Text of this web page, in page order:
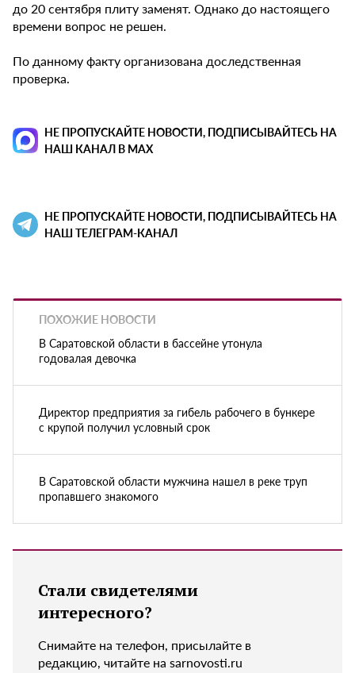
до 20 сентября плиту заменят. Однако до настоящего
времени вопрос не решен.
По данному факту организована доследственная
проверка.
НЕ ПРОПУСКАЙТЕ НОВОСТИ, ПОДПИСЫВАЙТЕСЬ НА
НАШ КАНАЛ В MAX
НЕ ПРОПУСКАЙТЕ НОВОСТИ, ПОДПИСЫВАЙТЕСЬ НА
НАШ ТЕЛЕГРАМ-КАНАЛ
ПОХОЖИЕ НОВОСТИ
В Саратовской области в бассейне утонула
годовалая девочка
Директор предприятия за гибель рабочего в бункере
с крупой получил условный срок
В Саратовской области мужчина нашел в реке труп
пропавшего знакомого
Стали свидетелями
интересного?
Снимайте на телефон, присылайте в
редакцию, читайте на sarnovosti.ru